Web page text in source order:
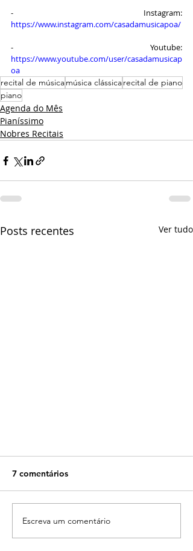
https://www.instagram.com/casadamusicapoa/
https://www.youtube.com/user/casadamusicap
oa
recital de músicamúsica clássicarecital de piano
piano
Agenda do Mês
Pianíssimo
Nobres Recitais
Posts recentes Ver tudo
7 comentários
Escreva um comentário